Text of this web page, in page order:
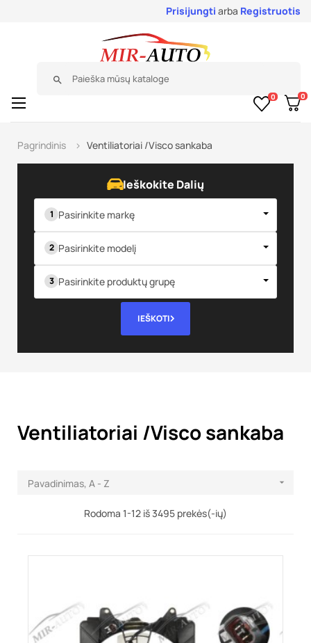
Prisijungti arba Registruotis
search
0 0
Toggle
navigation
☰
Pagrindinis Ventiliatoriai /Visco sankaba
Ieškokite Dalių
Pasirinkite markę
Pasirinkite modelį
Pasirinkite produktų grupę
IEŠKOTI
Ventiliatoriai /Visco sankaba
Pavadinimas, A - Z 
Rodoma 1-12 iš 3495 prekės(-ių)